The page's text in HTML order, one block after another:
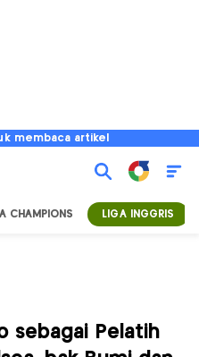
membaca artikel
CHAMPIONS LIGA INGGRIS
sebagai Pelatih